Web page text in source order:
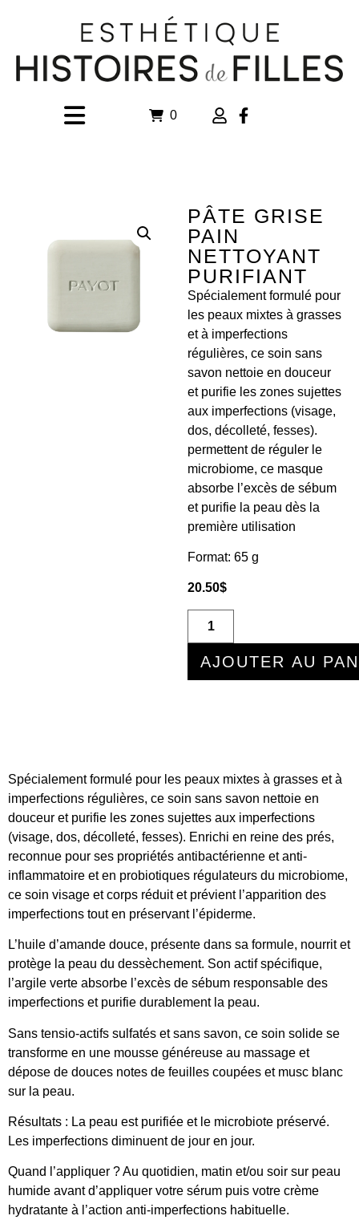
0
PÂTE GRISE
PAIN
NETTOYANT
PURIFIANT
Spécialement formulé pour
les peaux mixtes à grasses
et à imperfections
régulières, ce soin sans
savon nettoie en douceur
et purifie les zones sujettes
aux imperfections (visage,
dos, décolleté, fesses).
permettent de réguler le
microbiome, ce masque
absorbe l’excès de sébum
et purifie la peau dès la
première utilisation
Format: 65 g
20.50$
AJOUTER AU
Spécialement formulé pour les peaux mixtes à grasses et à
imperfections régulières, ce soin sans savon nettoie en
douceur et purifie les zones sujettes aux imperfections
(visage, dos, décolleté, fesses). Enrichi en reine des prés,
reconnue pour ses propriétés antibactérienne et anti-
inflammatoire et en probiotiques régulateurs du microbiome,
ce soin visage et corps réduit et prévient l’apparition des
imperfections tout en préservant l’épiderme.
L’huile d’amande douce, présente dans sa formule, nourrit et
protège la peau du dessèchement. Son actif spécifique,
l’argile verte absorbe l’excès de sébum responsable des
imperfections et purifie durablement la peau.
Sans tensio-actifs sulfatés et sans savon, ce soin solide se
transforme en une mousse généreuse au massage et
dépose de douces notes de feuilles coupées et musc blanc
sur la peau.
Résultats : La peau est purifiée et le microbiote préservé.
Les imperfections diminuent de jour en jour.
Quand l’appliquer ?Au quotidien, matin et/ou soir sur peau
humide avant d’appliquer votre sérum puis votre crème
hydratante à l’action anti-imperfections habituelle.